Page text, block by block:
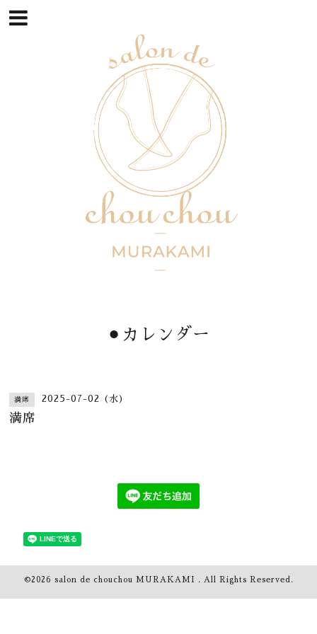
⚫︎カレンダー
満席 2025-07-02 (水)
満席
©2026 salon de chouchou MURAKAMI . All Rights Reserved.